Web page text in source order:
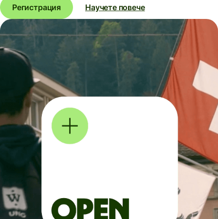
Регистрация Научете повече